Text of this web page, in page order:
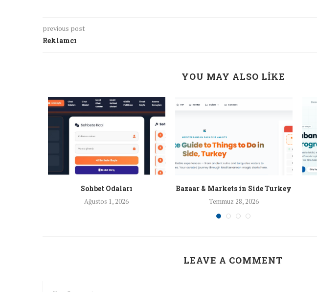
previous post
Reklamcı
YOU MAY ALSO LIKE
Sohbet Odaları
Ağustos 1, 2026
Bazaar & Markets in Side Turkey
Temmuz 28, 2026
LEAVE A COMMENT